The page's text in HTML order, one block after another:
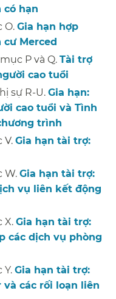
có hạn
O. Gia hạn hợp
cư Merced
P và Q. Tài trợ
cao tuổi
sự R-U. Gia hạn:
cao tuổi và Tình
trình
V. Gia hạn tài trợ:
W. Gia hạn tài trợ:
vụ liên kết động
X. Gia hạn tài trợ:
các dịch vụ phòng
Gia hạn tài trợ:
các rối loạn liên